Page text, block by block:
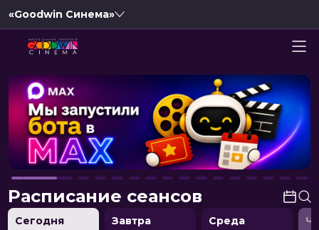
«Goodwin Синема»
Расписание сеансов
Сегодня
Завтра
Среда